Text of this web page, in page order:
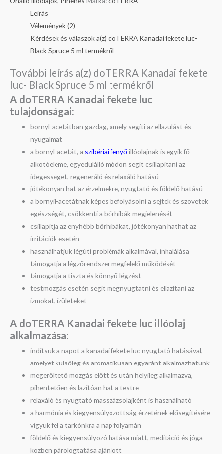
Leírás
Vélemények (2)
Kérdések és válaszok a(z) doTERRA Kanadai fekete luc-
Black Spruce 5 ml termékről
További leírás a(z) doTERRA Kanadai fekete
luc- Black Spruce 5 ml termékről
A doTERRA Kanadai fekete luc
tulajdonságai:
bornyl-acetátban gazdag, amely segíti az ellazulást és
nyugalmat
a bornyl-acetát, a szibériai fenyőillóolajnak is egyik fő
alkotóeleme, egyedülálló módon segít csillapítani az
idegességet, regeneráló és relaxáló hatású
jótékonyan hat az érzelmekre, nyugtató és földelő hatású
a bornyil-acetátnak képes befolyásolni a sejtek és szövetek
egészségét, csökkenti a bőrhibák megjelenését
csillapítja az enyhébb bőrhibákat, jótékonyan hathat az
irritációk esetén
használhatjuk légúti problémák alkalmával, inhalálása
támogatja a légzőrendszer megfelelő működését
támogatja a tiszta és könnyű légzést
testmozgás esetén segít megnyugtatni és ellazítani az
izmokat, ízületeket
A doTERRA Kanadai fekete luc illóolaj
alkalmazása:
indítsuk a napot a kanadai fekete luc nyugtató hatásával,
amelyet külsőleg és aromatikusan egyaránt alkalmazhatunk
megerőltető mozgás előtt és után helyileg alkalmazva,
pihentetően és lazítóan hat a testre
relaxáló és nyugtató masszázsolajként is használható
a harmónia és kiegyensúlyozottság érzetének elősegítésére
vigyük fel a tarkónkra a nap folyamán
földelő és kiegyensúlyozó hatása miatt, meditáció és jóga
közben párologtatása ajánlott